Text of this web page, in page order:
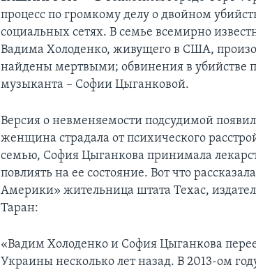
процесс по громкому делу о двойном
социальных сетях. В семье всемирно
Вадима Холоденко, живущего в США,
найдены мертвыми; обвинения в убийстве
музыканта – Софии Цыганковой.
Версия о невменяемости подсудимой
женщина страдала от психического
семью, София Цыганкова принимала
повлиять на ее состояние. Вот что
Америки» жительница штата Техас,
Таран:
«Вадим Холоденко и София Цыганкова
Украины несколько лет назад. В 2013-ом